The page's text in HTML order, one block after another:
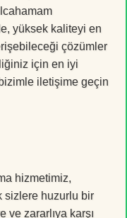
yüksek kaliteyi en
çözümler
için en iyi
iletişime geçin
hizmetimiz,
sizlere huzurlu bir
ve zararlıya karşı